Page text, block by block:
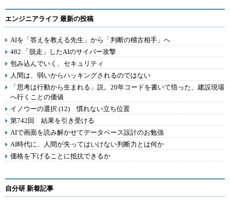
エンジニアライフ 最新の投稿
AIを「答えを教える先生」から「判断の稽古相手」へ
482.「脱走」したAIのサイバー攻撃
包み込んでいく、セキュリティ
人間は、弱いからハッキングされるのではない
「思考は行動から生まれる」説。20年コードを書いて悟った、建設現場
へ行くことの価値
イノウーの選択 (12) 慣れない立ち位置
第742回 結果を引き受ける
AIで画面を読み解かせてデータベース設計のお勉強
AI時代に、人間が失ってはいけない判断力とは何か
価格を下げることに抵抗できるか
自分研 新着記事